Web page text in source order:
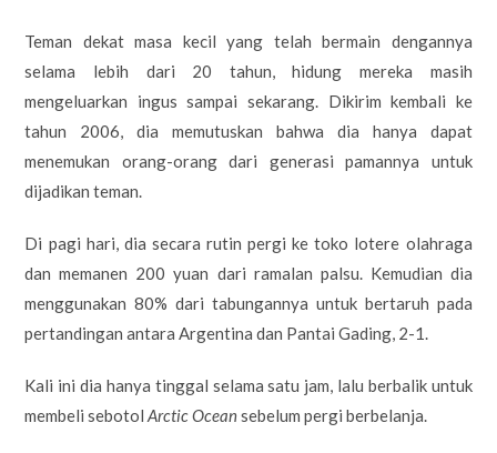
Teman dekat masa kecil yang telah bermain dengannya
selama lebih dari 20 tahun, hidung mereka masih
mengeluarkan ingus sampai sekarang. Dikirim kembali ke
tahun 2006, dia memutuskan bahwa dia hanya dapat
menemukan orang-orang dari generasi pamannya untuk
dijadikan teman.
Di pagi hari, dia secara rutin pergi ke toko lotere olahraga
dan memanen 200 yuan dari ramalan palsu. Kemudian dia
menggunakan 80% dari tabungannya untuk bertaruh pada
pertandingan antara Argentina dan Pantai Gading, 2-1.
Kali ini dia hanya tinggal selama satu jam, lalu berbalik untuk
membeli sebotolArctic Oceansebelum pergi berbelanja.